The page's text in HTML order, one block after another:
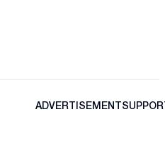
ADVERTISEMENT